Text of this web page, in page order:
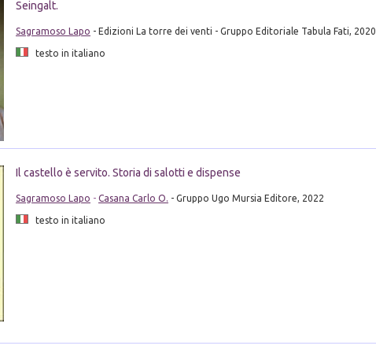
Seingalt.
Sagramoso Lapo - Edizioni La torre dei venti - Gruppo Editoriale Tabula Fati, 2020
testo in italiano
Il castello è servito. Storia di salotti e dispense
Sagramoso Lapo - Casana Carlo O. - Gruppo Ugo Mursia Editore, 2022
testo in italiano